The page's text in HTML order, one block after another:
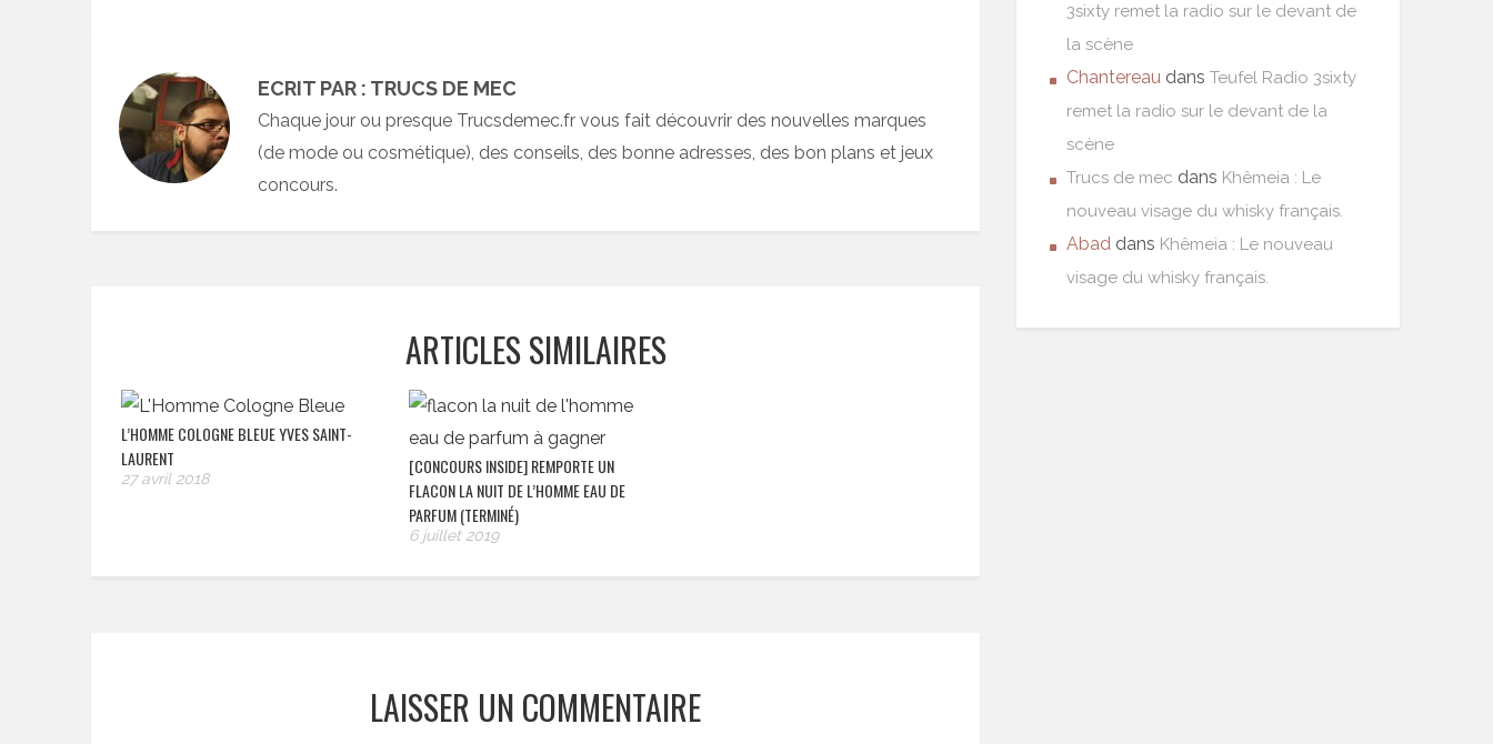
ECRIT PAR : TRUCS DE MEC
Chaque jour ou presque Trucsdemec.fr vous fait découvrir des nouvelles marques
(de mode ou cosmétique), des conseils, des bonne adresses, des bon plans et jeux
concours.
ARTICLES SIMILAIRES
L’HOMME COLOGNE BLEUE YVES SAINT-
LAURENT
27 avril 2018
[CONCOURS INSIDE] REMPORTE UN
FLACON LA NUIT DE L’HOMME EAU DE
PARFUM (TERMINÉ)
6 juillet 2019
LAISSER UN COMMENTAIRE
3sixty remet la radio sur le devant de
la scène
Chantereau dans Teufel Radio 3sixty
remet la radio sur le devant de la
scène
Trucs de mec dans Khêmeia : Le
nouveau visage du whisky français.
Abad dans Khêmeia : Le nouveau
visage du whisky français.